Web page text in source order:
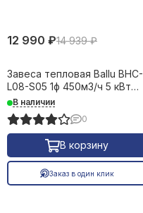
12 990 ₽14 939 ₽
Завеса тепловая Ballu BHC-
L08-S05 1ф 450м3/ч 5 кВт
24476
В наличии
0
В корзину
Заказ в один клик